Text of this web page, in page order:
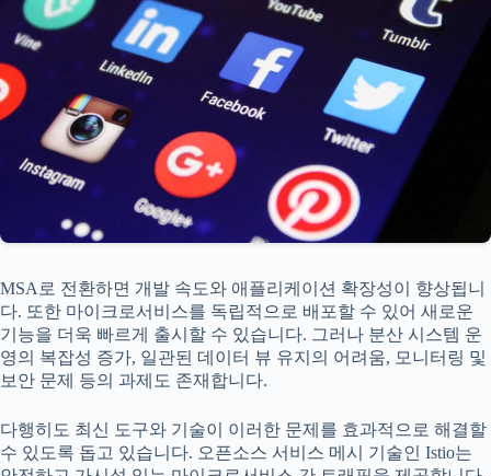
MSA로 전환하면 개발 속도와 애플리케이션 확장성이 향상됩니
다. 또한 마이크로서비스를 독립적으로 배포할 수 있어 새로운
기능을 더욱 빠르게 출시할 수 있습니다. 그러나 분산 시스템 운
영의 복잡성 증가, 일관된 데이터 뷰 유지의 어려움, 모니터링 및
보안 문제 등의 과제도 존재합니다.
다행히도 최신 도구와 기술이 이러한 문제를 효과적으로 해결할
수 있도록 돕고 있습니다. 오픈소스 서비스 메시 기술인 Istio는